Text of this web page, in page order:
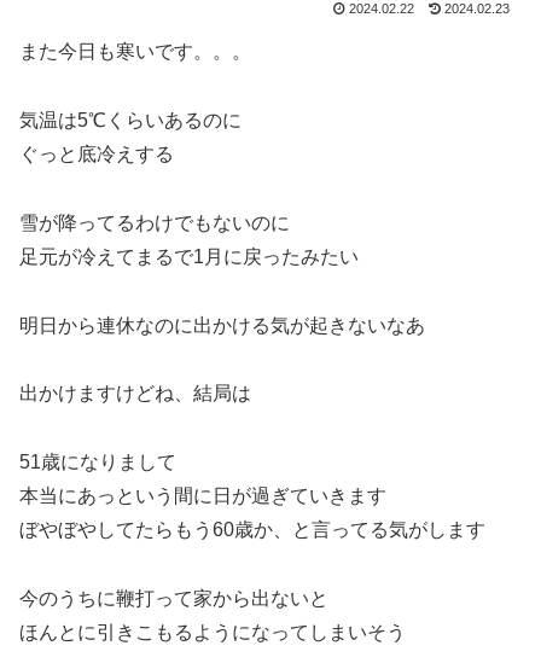
2024.02.22 2024.02.23
また今日も寒いです。。。
気温は5℃くらいあるのに
ぐっと底冷えする
雪が降ってるわけでもないのに
足元が冷えてまるで1月に戻ったみたい
明日から連休なのに出かける気が起きないなあ
出かけますけどね、結局は
51歳になりまして
本当にあっという間に日が過ぎていきます
ぼやぼやしてたらもう60歳か、と言ってる気がします
今のうちに鞭打って家から出ないと
ほんとに引きこもるようになってしまいそう